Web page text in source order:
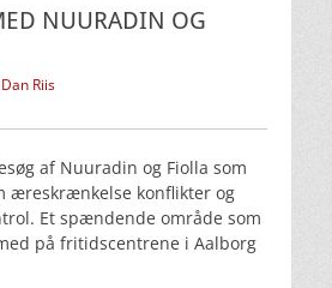
NUURADIN OG
Dan Riis
af Nuuradin og Fiolla som
æreskrænkelse konflikter og
Et spændende område som
på fritidscentrene i Aalborg